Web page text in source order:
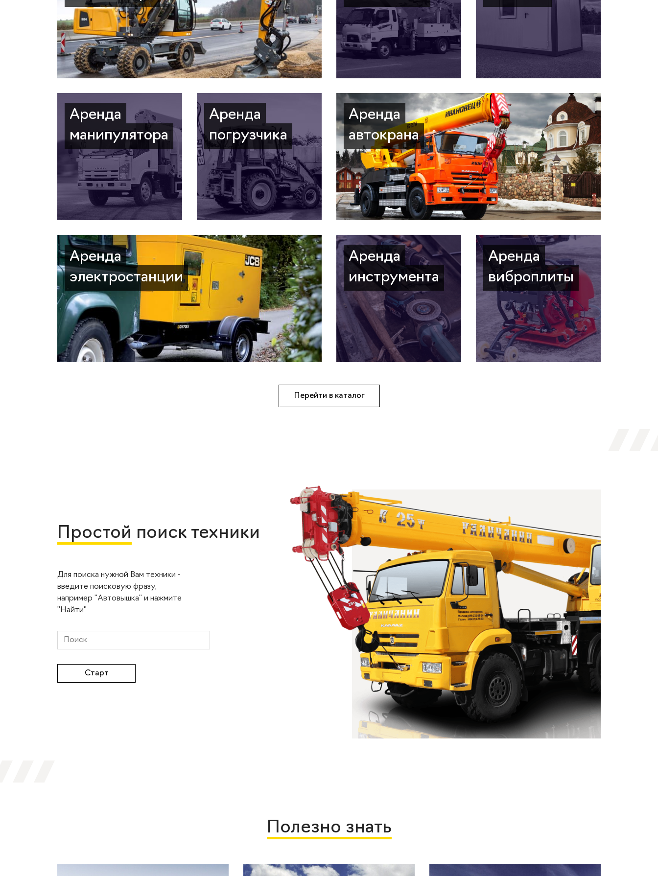
Аренда
манипулятора
Аренда
погрузчика
Аренда
автокрана
Аренда
электростанции
Аренда
инструмента
Аренда
виброплиты
Перейти в каталог
Простой поиск техники
Для поиска нужной Вам техники -
введите поисковую фразу,
например "Автовышка" и нажмите
"Найти"
Полезно знать